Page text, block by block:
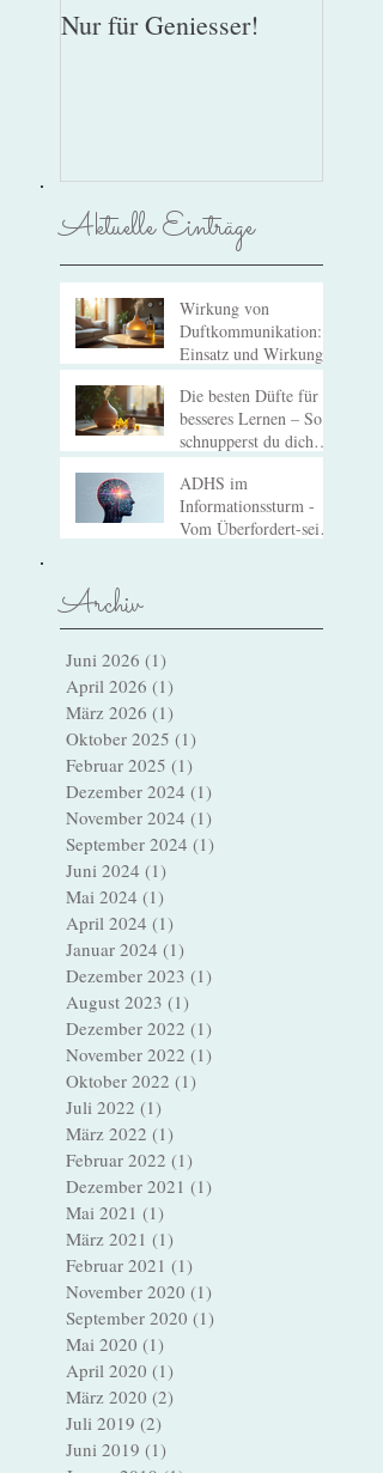
Aktuelle Einträge
Wirkung von
Duftkommunikation:
Einsatz und Wirkung
Die besten Düfte für
besseres Lernen – So
schnupperst du dich
zum Erfolg!
ADHS im
Informationssturm -
Archiv
Juni 2026 (1)1 Beitrag
April 2026 (1)
März 2026 (1) 1 Beitrag
Oktober 2025 (1)
Februar 2025 (1)1 Beitrag
Dezember 2024 (1)
November 2024 (1)1 Beitrag
September 2024
Juni 2024 (1)
Mai 2024 (1)1 Beitrag
April 2024 (1)1 Beitrag
Januar 2024 (1) 1 Beitrag
Dezember 2023
August 2023 (1) 1 Beitrag
Dezember 2022 (1)
November 2022 (1)
Oktober 2022
Juli 2022 (1)1 Beitrag
März 2022 (1)1 Beitrag
Februar 2022 (1)1 Beitrag
Dezember 2021
Mai 2021 (1)1 Beitrag
März 2021 (1)1 Beitrag
Februar 2021 (1)1 Beitrag
November 2020 (1)1 Beitrag
September 2020
Mai 2020 (1)1 Beitrag
April 2020 (1)
März 2020 (2)
Juli 2019 (2)2 Beiträge